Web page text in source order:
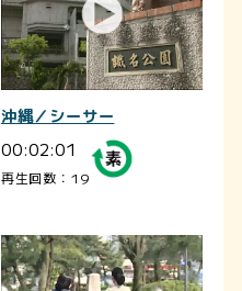
沖縄／シーサー
00:02:01
再生回数：19